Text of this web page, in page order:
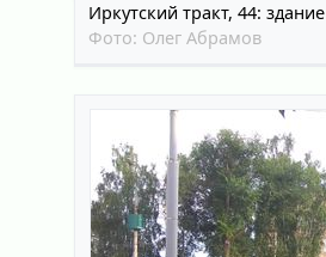
Иркутский тракт, 44:
Фото: Олег Абрамов